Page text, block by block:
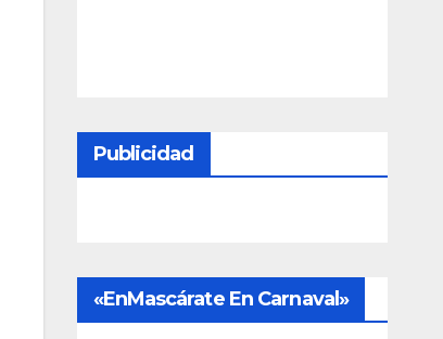
Publicidad
«EnMascárate En Carnaval»